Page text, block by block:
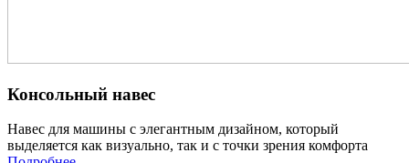
Консольный навес
Навес для машины с элегантным дизайном, который
выделяется как визуально, так и с точки зрения комфорта